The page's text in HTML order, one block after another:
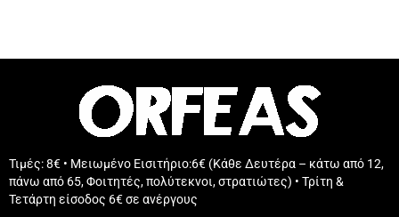
Τιμές: 8€ • Μειωμένο Εισιτήριο:6€ (Κάθε Δευτέρα – κάτω από 12,
πάνω από 65, Φοιτητές, πολύτεκνοι, στρατιώτες) • Τρίτη &
Τετάρτη είσοδος 6€ σε ανέργους